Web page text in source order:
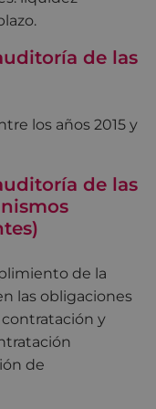
de las
los años 2015 y
de las
de la
las obligaciones
contratación y
de